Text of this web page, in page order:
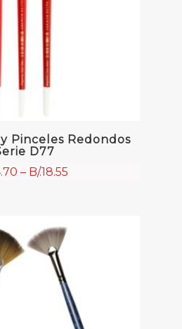
Pinceles Redondos
D77
– B/.18.55